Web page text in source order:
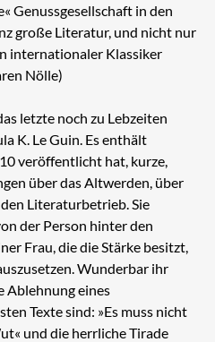
Genussgesellschaft in den
große Literatur, und nicht nur
internationaler Klassiker
Nölle)
letzte noch zu Lebzeiten
K. Le Guin. Es enthält
veröffentlicht hat, kurze,
über das Altwerden, über
Literaturbetrieb. Sie
der Person hinter den
Frau, die die Stärke besitzt,
Wunderbar ihr
Ablehnung eines
Texte sind: »Es muss nicht
und die herrliche Tirade